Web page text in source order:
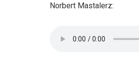
Norbert Mastalerz: